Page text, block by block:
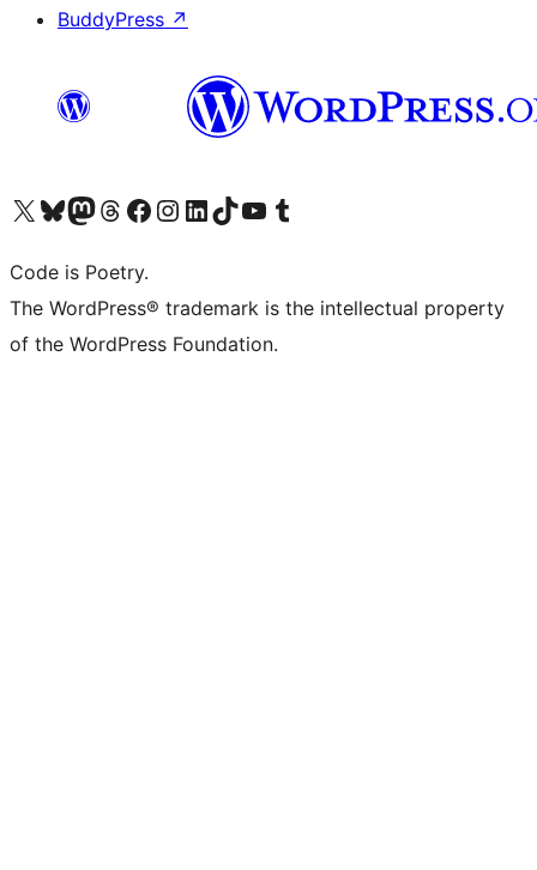
BuddyPress ↗
Visit our X (formerly Twitter) account
ഞങ്ങളുടെ ബ്ലൂസ്കൈ അക്കൗണ്ട് സന്ദർശിക്കുക
Visit our Mastodon account
ഞങ്ങളുടെ ത്രെഡ്സ് അക്കൗണ്ട് സന്ദർശിക്കുക
Visit our Facebook page
Visit our Instagram account
Visit our LinkedIn account
ഞങ്ങളുടെ ടിക് ടോക് അക്കൗണ്ട് സന്ദർശിക്കുക
Visit our YouTube channel
ഞങ്ങളുടെ ടംബ്ലർ അക്കൗണ്ട് സന്ദർശിക്കുക
Code is Poetry.
The WordPress® trademark is the intellectual property
of the WordPress Foundation.